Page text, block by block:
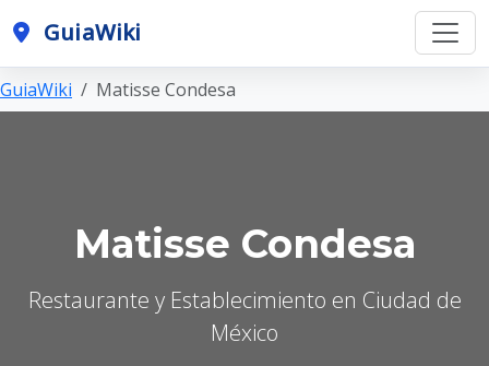
GuiaWiki
GuiaWiki Matisse Condesa
Matisse Condesa
Restaurante y Establecimiento en Ciudad de
México